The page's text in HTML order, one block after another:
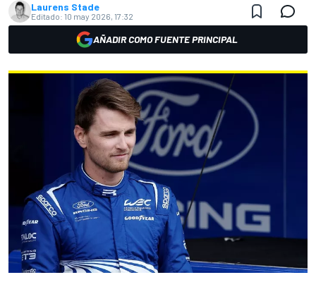
Laurens Stade
Editado: 10 may 2026, 17:32
AÑADIR COMO FUENTE PRINCIPAL